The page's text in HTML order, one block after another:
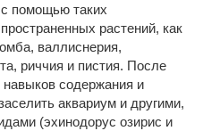
помощью таких
растений, как
валлиснерия,
риччия и пистия. После
содержания и
аквариум и другими,
(эхинодорус озирис и